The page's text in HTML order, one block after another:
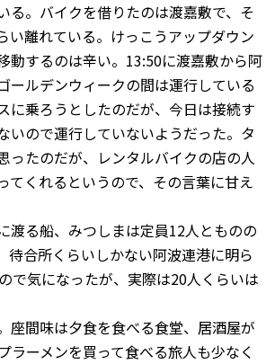
る。バイクを借りたのは渡嘉敷で、そ
い離れている。けっこうアップダウン
動するのは辛い。13:50に渡嘉敷から阿
ールデンウィークの間は運行している
に乗ろうとしたのだが、今日は接続す
いので運行していないようだった。タ
ったのだが、レンタルバイクの店の人
てくれるというので、その言葉に甘え
渡る船、みつしまは定員12人とものの
待合所くらいしかない阿波連港に明ら
で気になったが、実際は20人くらいは
座間味は夕食を食べる食堂、居酒屋が
ラーメンを買って食べる旅人も少なく